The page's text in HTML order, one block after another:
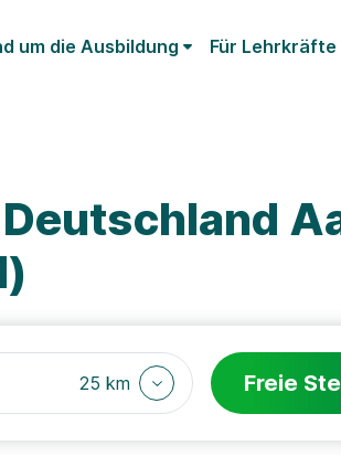
um die Ausbildung Für Lehrkräfte
25 km Freie